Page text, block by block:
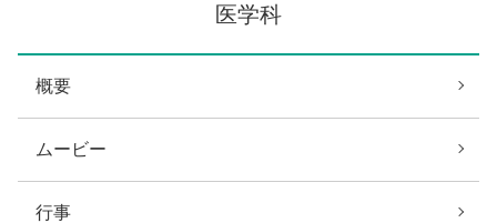
医学科
概要
ムービー
行事